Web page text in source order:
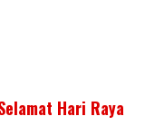
Hari Raya